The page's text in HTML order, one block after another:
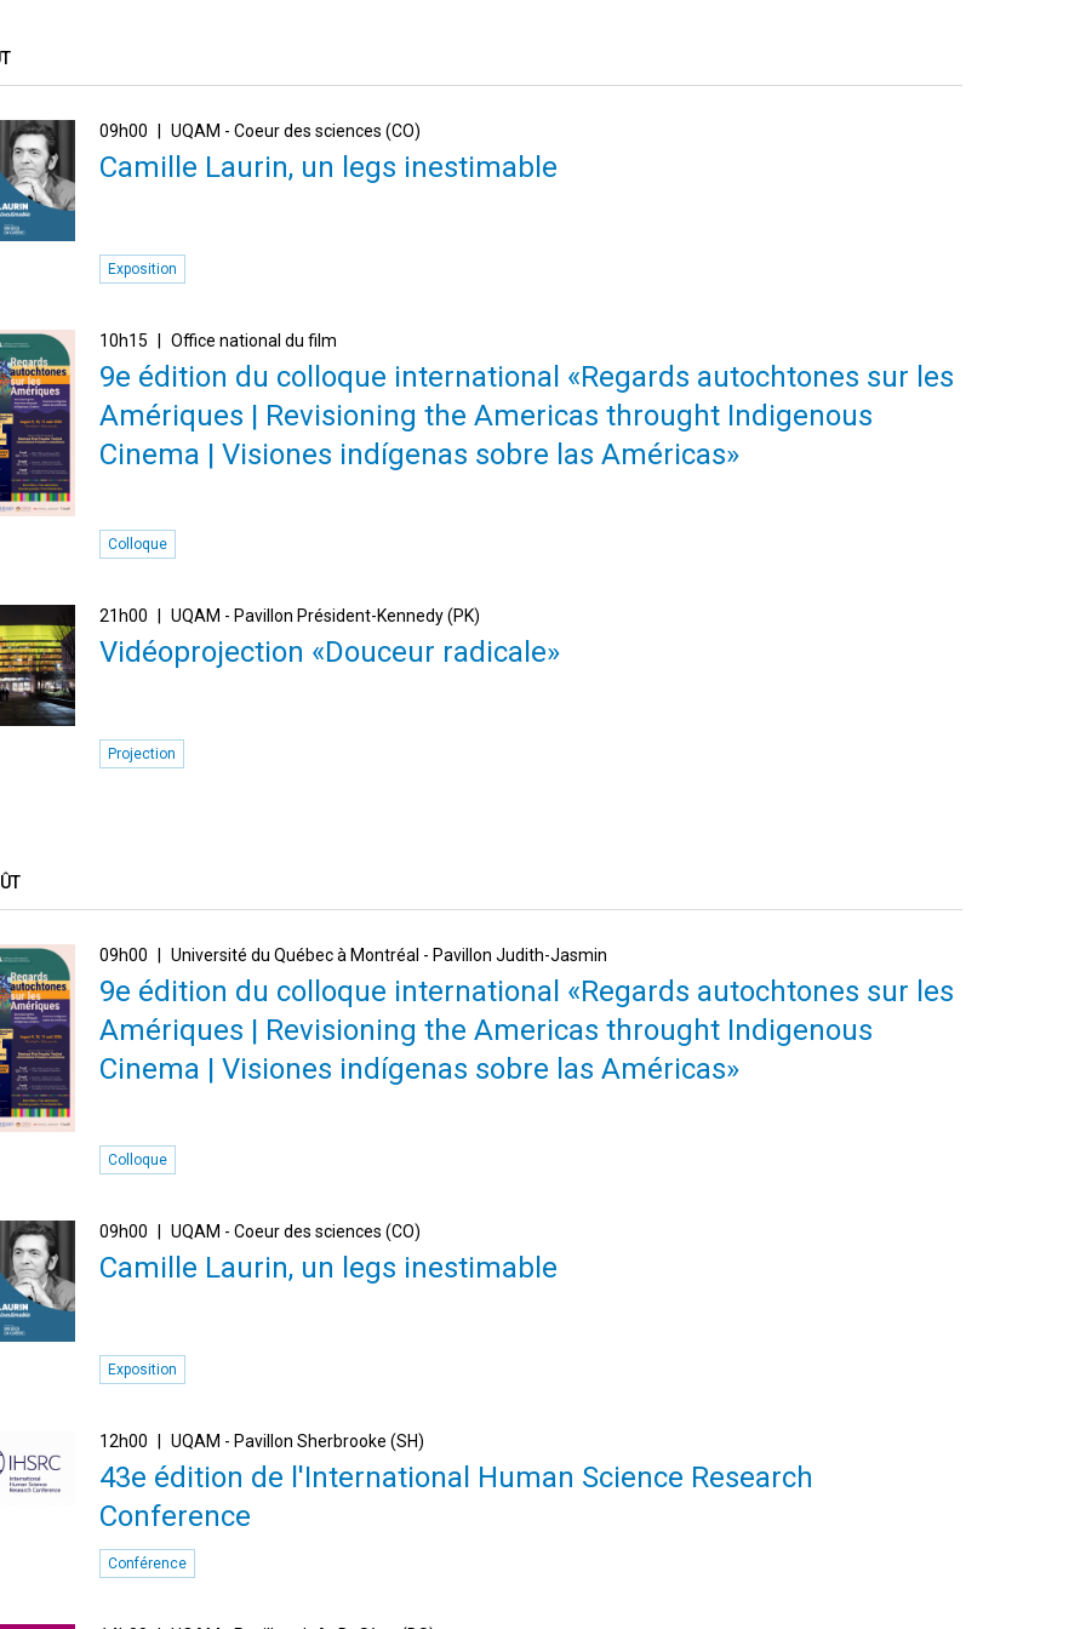
09h00 UQAM - Coeur des sciences (CO)
Camille Laurin, un legs inestimable
Exposition
10h15 Office national du film
9e édition du colloque international «Regards autochtones sur les
Amériques | Revisioning the Americas throught Indigenous
Cinema | Visiones indígenas sobre las Américas»
Colloque
21h00 UQAM - Pavillon Président-Kennedy (PK)
Vidéoprojection «Douceur radicale»
Projection
09h00 Université du Québec à Montréal - Pavillon Judith-Jasmin
9e édition du colloque international «Regards autochtones sur les
Amériques | Revisioning the Americas throught Indigenous
Cinema | Visiones indígenas sobre las Américas»
Colloque
09h00 UQAM - Coeur des sciences (CO)
Camille Laurin, un legs inestimable
Exposition
12h00 UQAM - Pavillon Sherbrooke (SH)
43e édition de l'International Human Science Research
Conference
Conférence